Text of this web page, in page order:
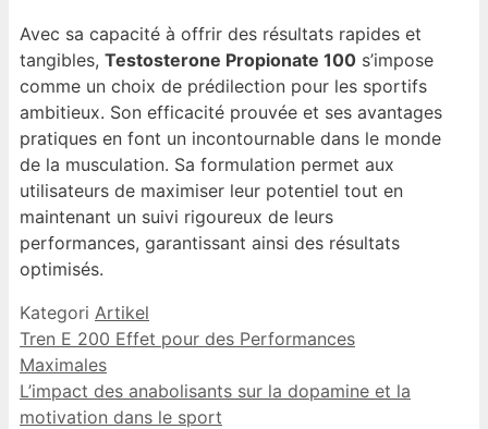
Avec sa capacité à offrir des résultats rapides et
tangibles, Testosterone Propionate 100 s’impose
comme un choix de prédilection pour les sportifs
ambitieux. Son efficacité prouvée et ses avantages
pratiques en font un incontournable dans le monde
de la musculation. Sa formulation permet aux
utilisateurs de maximiser leur potentiel tout en
maintenant un suivi rigoureux de leurs
performances, garantissant ainsi des résultats
optimisés.
Kategori Artikel
Tren E 200 Effet pour des Performances
Maximales
L’impact des anabolisants sur la dopamine et la
motivation dans le sport